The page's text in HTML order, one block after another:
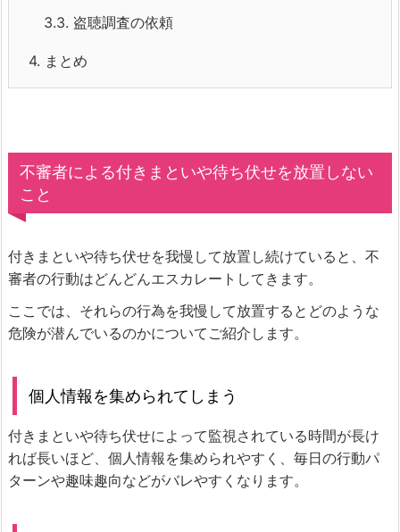
3.3. 盗聴調査の依頼
4. まとめ
不審者による付きまといや待ち伏せを放置しない
こと
付きまといや待ち伏せを我慢して放置し続けていると、不
審者の行動はどんどんエスカレートしてきます。
ここでは、それらの行為を我慢して放置するとどのような
危険が潜んでいるのかについてご紹介します。
個人情報を集められてしまう
付きまといや待ち伏せによって監視されている時間が長け
れば長いほど、個人情報を集められやすく、毎日の行動パ
ターンや趣味趣向などがバレやすくなります。